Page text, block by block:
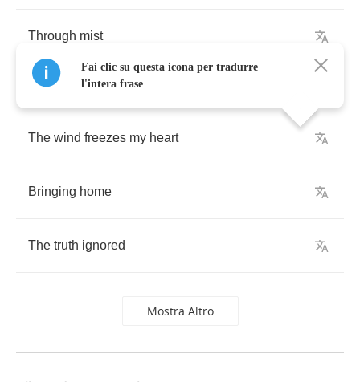
Through mist
The wind freezes my heart
Bringing home
The truth ignored
Mostra Altro
Fai clic su questa icona per tradurre
l'intera frase